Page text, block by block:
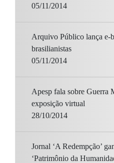
05/11/2014
Arquivo Público lança e-
brasilianistas
05/11/2014
Apesp fala sobre Guerra
exposição virtual
28/10/2014
Jornal ‘A Redempção’
‘Patrimônio da